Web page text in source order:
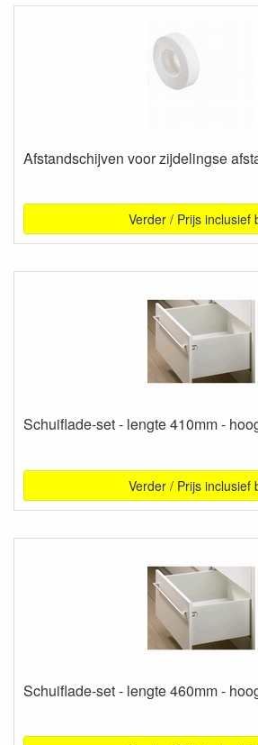
Afstandschijven voor zijdelingse
Verder / Prijs inclusief
Schuiflade-set - lengte 410mm -
Verder / Prijs inclusief
Schuiflade-set - lengte 460mm -